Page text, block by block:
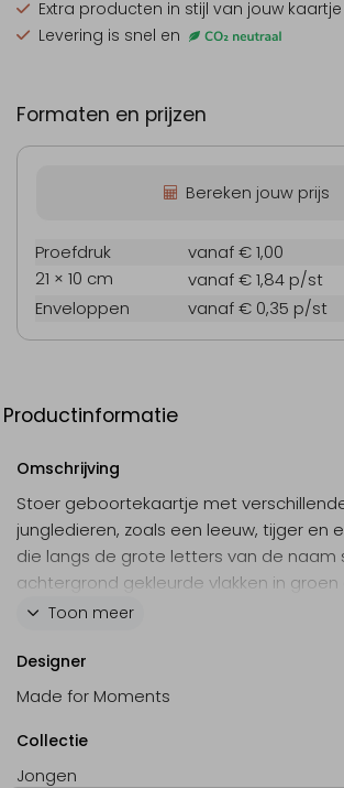
Extra producten in stijl van jouw kaartje
Levering is snel en
Formaten en prijzen
Bereken jouw prijs
Proefdruk
vanaf € 1,00
21 × 10 cm
vanaf € 1,84 p/st
Enveloppen
vanaf € 0,35 p/st
Productinformatie
Omschrijving
Stoer geboortekaartje met
jungledieren, zoals een leeuw, tijger en
die langs de grote letters van de naam
achtergrond gekleurde vlakken in groen
Personaliseer het kaartje volledig naar
Bekijk ook ons
Toon meer
Designer
Made for Moments
Collectie
Jongen